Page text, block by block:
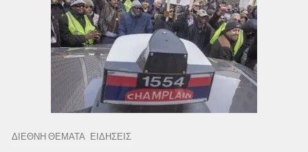
ΔΙΕΘΝΗ ΘΕΜΑΤΑ ΕΙΔΗΣΕΙΣ